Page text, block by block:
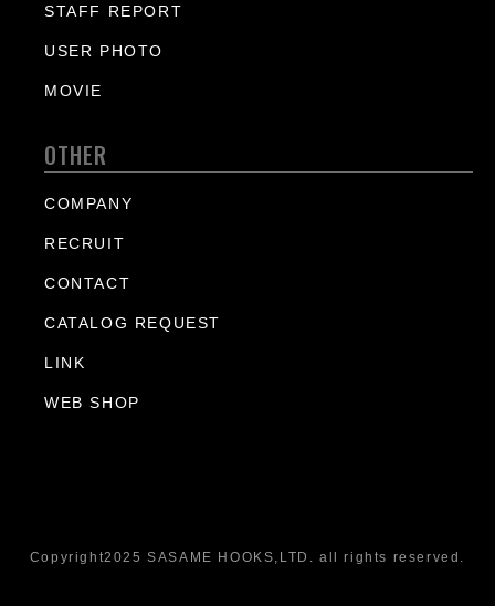
STAFF REPORT
USER PHOTO
MOVIE
OTHER
COMPANY
RECRUIT
CONTACT
CATALOG REQUEST
LINK
WEB SHOP
Copyright2025 SASAME HOOKS,LTD. all rights reserved.